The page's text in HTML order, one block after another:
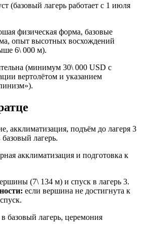
(базовый лагерь работает с 1 июля
физическая форма, базовые
опыт высотных восхождений
6\ 000 м).
(минимум 30\ 000 USD с
вертолётом и указанием
акклиматизация, подъём до лагеря 3
лагерь.
акклиматизация и подготовка к
(7\ 134 м) и спуск в лагерь 3.
если вершина не достигнута к
в базовый лагерь, церемония